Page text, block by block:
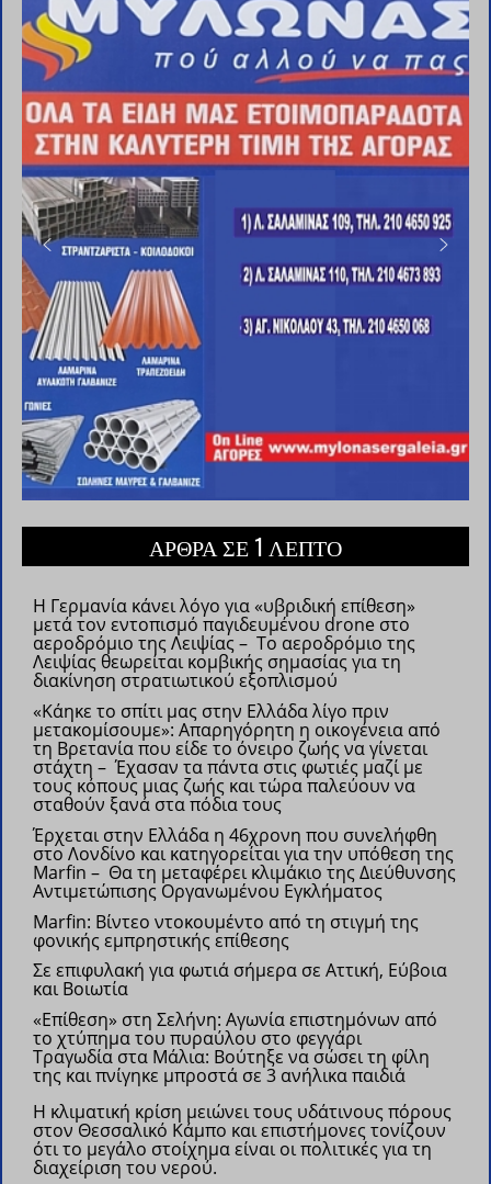
ΑΡΘΡΑ ΣΕ 1 ΛΕΠΤΟ
Η Γερμανία κάνει λόγο για «υβριδική επίθεση»
μετά τον εντοπισμό παγιδευμένου drone στο
αεροδρόμιο της Λειψίας – Το αεροδρόμιο της
Λειψίας θεωρείται κομβικής σημασίας για τη
διακίνηση στρατιωτικού εξοπλισμού
«Κάηκε το σπίτι μας στην Ελλάδα λίγο πριν
μετακομίσουμε»: Απαρηγόρητη η οικογένεια από
τη Βρετανία που είδε το όνειρο ζωής να γίνεται
στάχτη – Έχασαν τα πάντα στις φωτιές μαζί με
τους κόπους μιας ζωής και τώρα παλεύουν να
σταθούν ξανά στα πόδια τους
Έρχεται στην Ελλάδα η 46χρονη που συνελήφθη
στο Λονδίνο και κατηγορείται για την υπόθεση της
Marfin – Θα τη μεταφέρει κλιμάκιο της Διεύθυνσης
Αντιμετώπισης Οργανωμένου Εγκλήματος
Marfin: Βίντεο ντοκουμέντο από τη στιγμή της
φονικής εμπρηστικής επίθεσης
Σε επιφυλακή για φωτιά σήμερα σε Αττική, Εύβοια
και Βοιωτία
«Επίθεση» στη Σελήνη: Αγωνία επιστημόνων από
το χτύπημα του πυραύλου στο φεγγάρι
Τραγωδία στα Μάλια: Βούτηξε να σώσει τη φίλη
της και πνίγηκε μπροστά σε 3 ανήλικα παιδιά
Η κλιματική κρίση μειώνει τους υδάτινους πόρους
στον Θεσσαλικό Κάμπο και επιστήμονες τονίζουν
ότι το μεγάλο στοίχημα είναι οι πολιτικές για τη
διαχείριση του νερού.